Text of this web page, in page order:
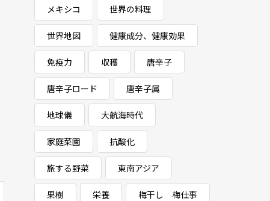
メキシコ 世界の料理
世界地図 健康成分、健康効果
免疫力 収穫 唐辛子
唐辛子ロード 唐辛子属
地球儀 大航海時代
家庭菜園 抗酸化
旅する野菜 東南アジア
果樹 栄養 梅干し 梅仕事